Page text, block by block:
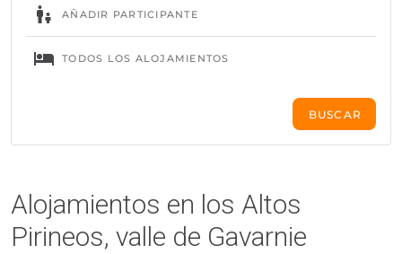
Alojamientos en los Altos
Pirineos, valle de Gavarnie